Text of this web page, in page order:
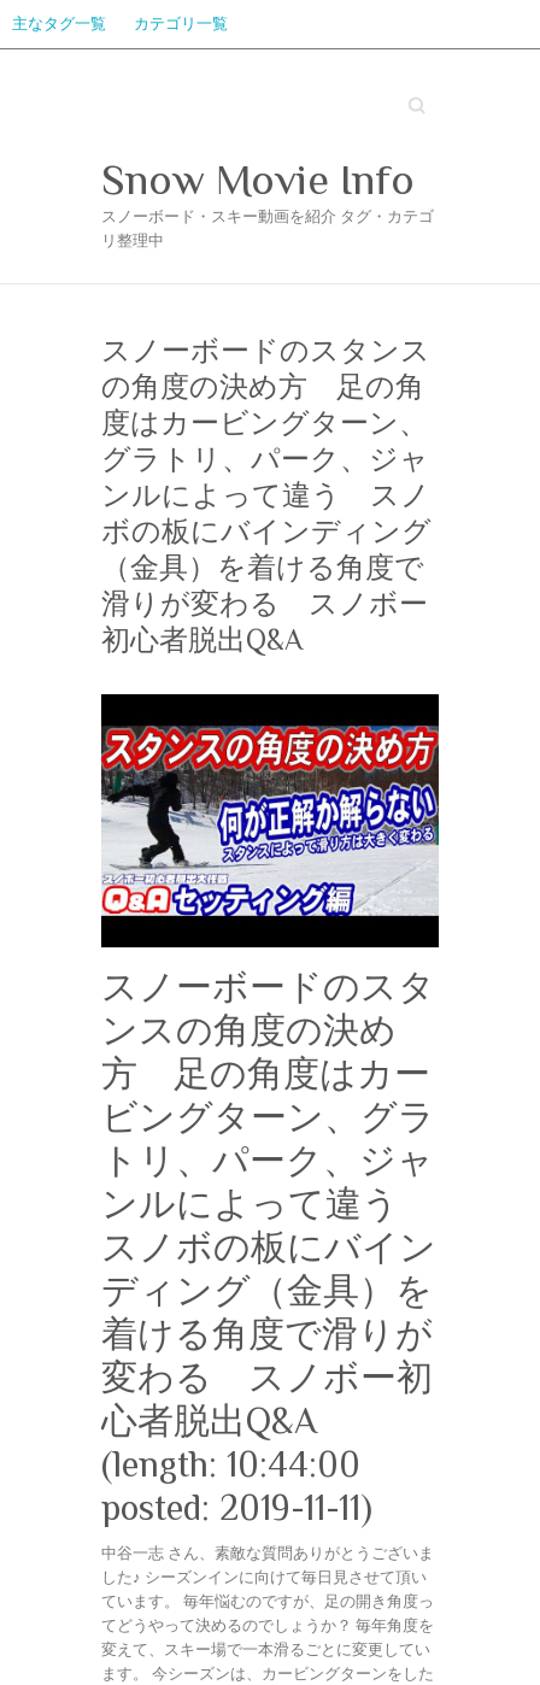
主なタグ一覧 カテゴリ一覧
Search
Snow Movie Info
スノーボード・スキー動画を紹介 タグ・カテゴ
リ整理中
スノーボードのスタンス
の角度の決め方 足の角
度はカービングターン、
グラトリ、パーク、ジャ
ンルによって違う スノ
ボの板にバインディング
（金具）を着ける角度で
滑りが変わる スノボー
初心者脱出Q&A
スノーボードのスタ
ンスの角度の決め
方 足の角度はカー
ビングターン、グラ
トリ、パーク、ジャ
ンルによって違う
スノボの板にバイン
ディング（金具）を
着ける角度で滑りが
変わる スノボー初
心者脱出Q&A
(length: 10:44:00
posted: 2019-11-11)
中谷一志 さん、素敵な質問ありがとうございま
した♪ シーズンインに向けて毎日見させて頂い
ています。 毎年悩むのですが、足の開き角度っ
てどうやって決めるのでしょうか？ 毎年角度を
変えて、スキー場で一本滑るごとに変更してい
ます。 今シーズンは、カービングターンをした